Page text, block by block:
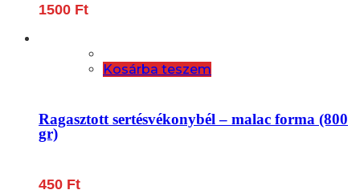
1500 Ft
Kosárba teszem
Ragasztott sertésvékonybél – malac forma (800
gr)
450 Ft